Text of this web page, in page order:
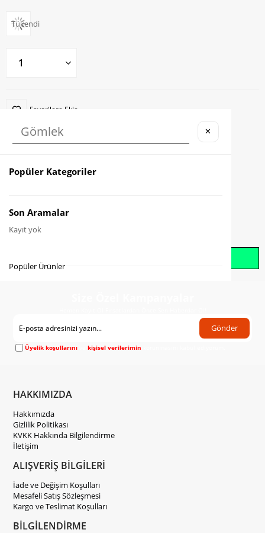
Tükendi
Favorilere Ekle
Karşılaştır
Gelince Haber Ver
Gönder
Üyelik koşullarını vekişisel verilerimin
HAKKIMIZDA
Hakkımızda
Gizlilik Politikası
KVKK Hakkında Bilgilendirme
İletişim
ALIŞVERİŞ BİLGİLERİ
İade ve Değişim Koşulları
Mesafeli Satış Sözleşmesi
Kargo ve Teslimat Koşulları
BİLGİLENDİRME
✕
Popüler Kategoriler
Son Aramalar
Kayıt yok
Popüler Ürünler